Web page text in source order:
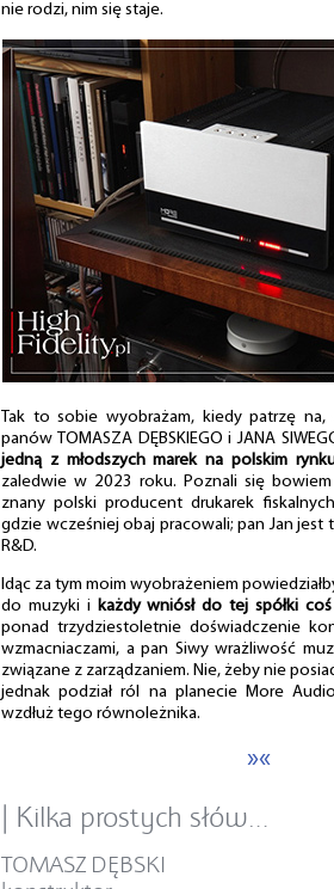
nie rodzi, nim się staje.
Tak to sobie wyobrażam, kiedy patrzę na,
panów TOMASZA DĘBSKIEGO i JANA
jedną z młodszych marek na polskim
zaledwie w 2023 roku. Poznali się
znany polski producent drukarek
gdzie wcześniej obaj pracowali; pan Jan jest
R&D.
Idąc za tym moim wyobrażeniem
do muzyki i każdy wniósł do tej spółki coś
ponad trzydziestoletnie doświadczenie
wzmacniaczami, a pan Siwy wrażliwość
związane z zarządzaniem. Nie, żeby nie
jednak podział ról na planecie More
wzdłuż tego równoleżnika.
»«
| Kilka prostych słów…
TOMASZ DĘBSKI